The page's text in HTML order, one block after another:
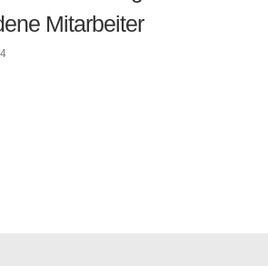
Mitarbeiter